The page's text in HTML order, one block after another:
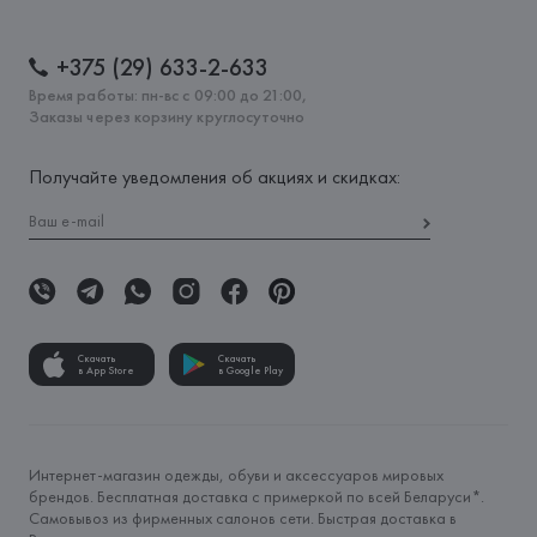
+375 (29) 633-2-633
Время работы: пн-вс с 09:00 до 21:00,
Заказы через корзину круглосуточно
Получайте уведомления об акциях и скидках:
Скачать
в App Store
Скачать
в Google Play
Интернет-магазин одежды, обуви и аксессуаров мировых
брендов. Бесплатная доставка с примеркой по всей Беларуси*.
Самовывоз из фирменных салонов сети. Быстрая доставка в